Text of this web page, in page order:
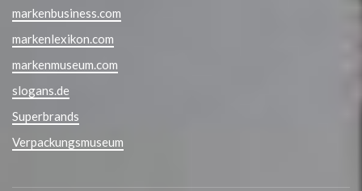
markenbusiness.com
markenlexikon.com
markenmuseum.com
slogans.de
Superbrands
Verpackungsmuseum